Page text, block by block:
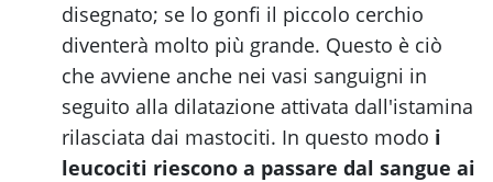
disegnato; se lo gonfi il piccolo cerchio
diventerà molto più grande. Questo è ciò
che avviene anche nei vasi sanguigni in
seguito alla dilatazione attivata dall'istamina
rilasciata dai mastociti. In questo modo i
leucociti riescono a passare dal sangue ai